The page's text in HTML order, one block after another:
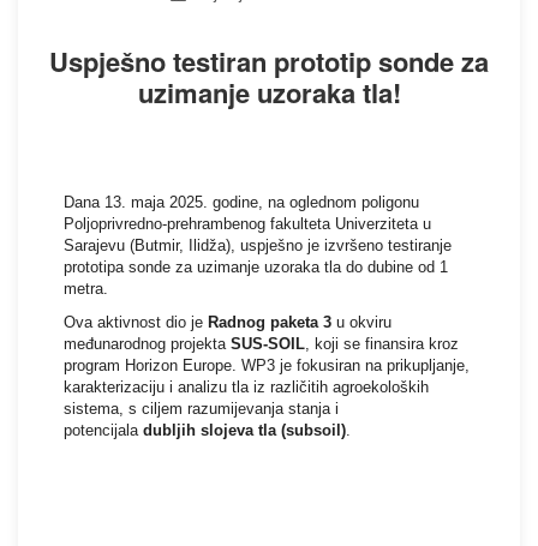
Uspješno testiran prototip sonde za
uzimanje uzoraka tla!
Dana 13. maja 2025. godine, na oglednom poligonu
Poljoprivredno-prehrambenog fakulteta Univerziteta u
Sarajevu (Butmir, Ilidža), uspješno je izvršeno testiranje
prototipa sonde za uzimanje uzoraka tla do dubine od 1
metra.
Ova aktivnost dio je Radnog paketa 3 u okviru
međunarodnog projekta SUS-SOIL , koji se finansira kroz
program Horizon Europe. WP3 je fokusiran na prikupljanje,
karakterizaciju i analizu tla iz različitih agroekoloških
sistema, s ciljem razumijevanja stanja i
potencijala dubljih slojeva tla (subsoil)